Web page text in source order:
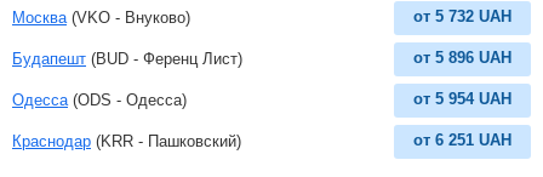
Москва (VKO - Внуково) от 5 732 UAH
Будапешт (BUD - Ференц Лист) от 5 896 UAH
Одесса (ODS - Одесса) от 5 954 UAH
Краснодар (KRR - Пашковский) от 6 251 UAH